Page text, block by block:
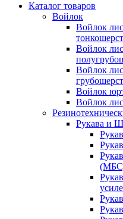
Каталог товаров
Войлок
Войлок
Войлок
Войлок
Войлок
Войлок
Рукава и